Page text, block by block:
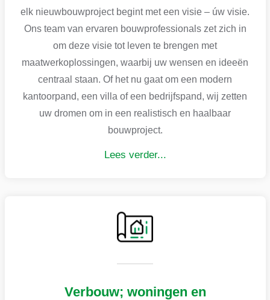
elk nieuwbouwproject begint met een visie – úw visie.
Ons team van ervaren bouwprofessionals zet zich in
om deze visie tot leven te brengen met
maatwerkoplossingen, waarbij uw wensen en ideeën
centraal staan. Of het nu gaat om een modern
kantoorpand, een villa of een bedrijfspand, wij zetten
uw dromen om in een realistisch en haalbaar
bouwproject.
Lees verder...
Verbouw; woningen en